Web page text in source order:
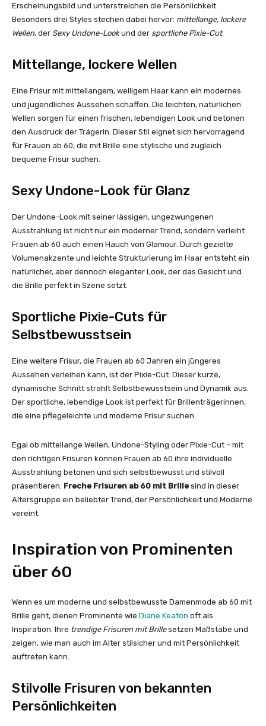
Erscheinungsbild und unterstreichen die Persönlichkeit.
Besonders drei Styles stechen dabei hervor: mittellange, lockere
Wellen, der Sexy Undone-Lookund der sportliche Pixie-Cut.
Mittellange, lockere Wellen
Eine Frisur mit mittellangem, welligem Haar kann ein modernes
und jugendliches Aussehen schaffen. Die leichten, natürlichen
Wellen sorgen für einen frischen, lebendigen Look und betonen
den Ausdruck der Trägerin. Dieser Stil eignet sich hervorragend
für Frauen ab 60, die mit Brille eine stylische und zugleich
bequeme Frisur suchen.
Sexy Undone-Look für Glanz
Der Undone-Look mit seiner lässigen, ungezwungenen
Ausstrahlung ist nicht nur ein moderner Trend, sondern verleiht
Frauen ab 60 auch einen Hauch von Glamour. Durch gezielte
Volumenakzente und leichte Strukturierung im Haar entsteht ein
natürlicher, aber dennoch eleganter Look, der das Gesicht und
die Brille perfekt in Szene setzt.
Sportliche Pixie-Cuts für
Selbstbewusstsein
Eine weitere Frisur, die Frauen ab 60 Jahren ein jüngeres
Aussehen verleihen kann, ist der Pixie-Cut. Dieser kurze,
dynamische Schnitt strahlt Selbstbewusstsein und Dynamik aus.
Der sportliche, lebendige Look ist perfekt für Brillenträgerinnen,
die eine pflegeleichte und moderne Frisur suchen.
Egal ob mittellange Wellen, Undone-Styling oder Pixie-Cut – mit
den richtigen Frisuren können Frauen ab 60 ihre individuelle
Ausstrahlung betonen und sich selbstbewusst und stilvoll
präsentieren. Freche Frisuren ab 60 mit Brille sind in dieser
Altersgruppe ein beliebter Trend, der Persönlichkeit und Moderne
vereint.
Inspiration von Prominenten
über 60
Wenn es um moderne und selbstbewusste Damenmode ab 60 mit
Brille geht, dienen Prominente wie Diane Keaton oft als
Inspiration. Ihre trendige Frisuren mit Brillesetzen Maßstäbe und
zeigen, wie man auch im Alter stilsicher und mit Persönlichkeit
auftreten kann.
Stilvolle Frisuren von bekannten
Persönlichkeiten